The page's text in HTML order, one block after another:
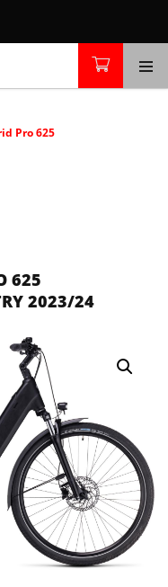
Pro 625
625
2023/24